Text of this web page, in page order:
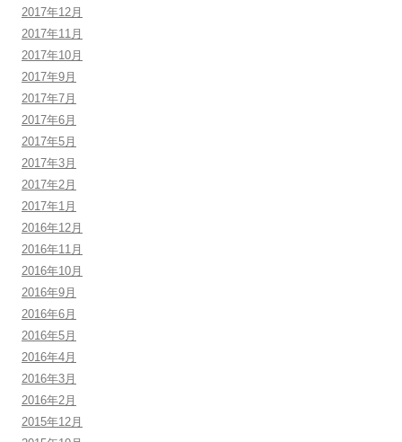
2017年12月
2017年11月
2017年10月
2017年9月
2017年7月
2017年6月
2017年5月
2017年3月
2017年2月
2017年1月
2016年12月
2016年11月
2016年10月
2016年9月
2016年6月
2016年5月
2016年4月
2016年3月
2016年2月
2015年12月